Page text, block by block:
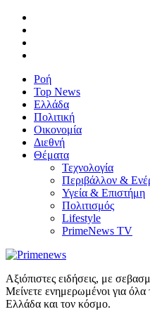
Ροή
Top News
Ελλάδα
Πολιτική
Οικονομία
Διεθνή
Θέματα
Τεχνολογία
Περιβάλλον &
Υγεία & Επιστήμη
Πολιτισμός
Lifestyle
PrimeNews TV
Αξιόπιστες ειδήσεις, με
Μείνετε ενημερωμένοι για όλα
Ελλάδα και τον κόσμο.